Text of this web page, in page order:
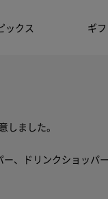
ックス ギフ
しました。
、ドリンクショッパ